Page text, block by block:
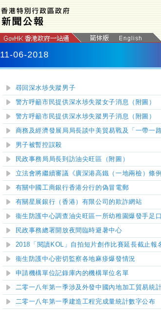
11-06-2018
尋回深水埗失蹤男子
警方呼籲市民提供深水埗失蹤女子消息（附圖）
警方呼籲市民提供深水埗失蹤男子消息（附圖）
商務及經濟發展局局長談中美貿易戰及「一帶一
男子被暫控誤殺
民政事務局局長到訪油尖旺區（附圖）
立法會將繼續審議《廣深港高鐵 （ 一地兩檢 ）條
有關中國工商銀行香港分行的偽冒電郵
有關星展銀行（香港）有限公司的欺詐網站
衞生防護中心調查油尖旺區一所幼稚園爆發手足
民政事務總署開放夜間臨時避暑中心
2018 「閱讀 KOL 」自拍短片創作比賽延長截止報
衞生防護中心密切監察各地麻疹爆發情況
申請機構單位記錄庫內的機構單位名單
二零一八年第一季涉及外發中國內地加工貿易統
二零一八年第一季建造工程完成量統計數字公布